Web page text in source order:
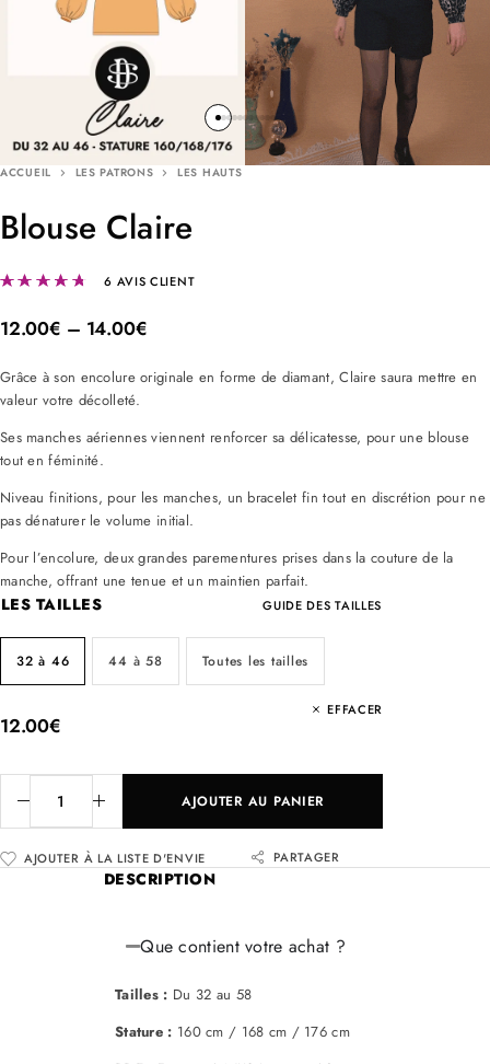
ACCUEIL LES PATRONS LES HAUTS
Blouse Claire
Noté4.67sur 5 basé sur
6 AVIS CLIENT
12.00€ – 14.00€
Grâce à son encolure originale en forme de diamant, Claire saura mettre en
valeur votre décolleté.
Ses manches aériennes viennent renforcer sa délicatesse, pour une blouse
tout en féminité.
Niveau finitions, pour les manches, un bracelet fin tout en discrétion pour ne
pas dénaturer le volume initial.
Pour l’encolure, deux grandes parementures prises dans la couture de la
manche, offrant une tenue et un maintien parfait.
GUIDE DES TAILLES
LES TAILLES
32 à 46 44 à 58 Toutes les tailles
EFFACER
12.00€
AJOUTER AU PANIER
AJOUTER À LA LISTE D'ENVIE PARTAGER
DESCRIPTION
Que contient votre achat ?
Tailles : Du 32 au 58
Stature : 160 cm / 168 cm / 176 cm